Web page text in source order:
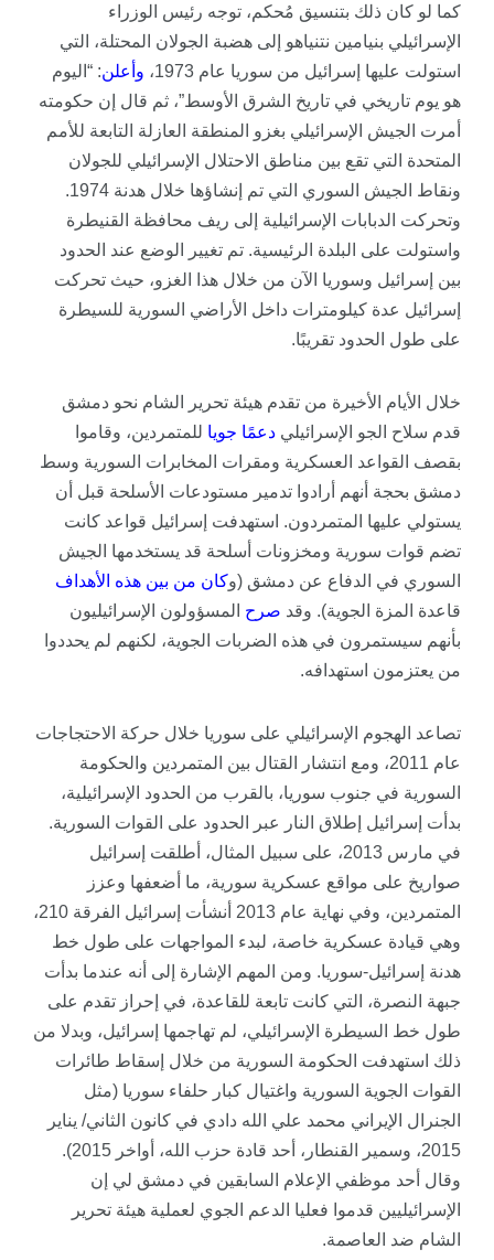
كما لو كان ذلك بتنسيق مُحكم، توجه رئيس الوزراء
الإسرائيلي بنيامين نتنياهو إلى هضبة الجولان المحتلة، التي
استولت عليها إسرائيل من سوريا عام 1973،
و أعلن: “اليوم
هو يوم تاريخي في تاريخ الشرق الأوسط”، ثم قال إن حكومته
أمرت الجيش الإسرائيلي بغزو المنطقة العازلة التابعة للأمم
المتحدة التي تقع بين مناطق الاحتلال الإسرائيلي للجولان
ونقاط الجيش السوري التي تم إنشاؤها خلال هدنة 1974.
وتحركت الدبابات الإسرائيلية إلى ريف محافظة القنيطرة
واستولت على البلدة الرئيسية. تم تغيير الوضع عند الحدود
بين إسرائيل وسوريا الآن من خلال هذا الغزو، حيث تحركت
إسرائيل عدة كيلومترات داخل الأراضي السورية للسيطرة
على طول الحدود تقريبًا.
خلال الأيام الأخيرة من تقدم هيئة تحرير الشام نحو دمشق
قدم سلاح الجو الإسرائيلي دعمًا جويا للمتمردين، وقاموا
بقصف القواعد العسكرية ومقرات المخابرات السورية وسط
دمشق بحجة أنهم أرادوا تدمير مستودعات الأسلحة قبل أن
يستولي عليها المتمردون. استهدفت إسرائيل قواعد كانت
تضم قوات سورية ومخزونات أسلحة قد يستخدمها الجيش
السوري في الدفاع عن دمشق (وكان من بين هذه الأهداف
قاعدة المزة الجوية). وقد صرح المسؤولون الإسرائيليون
بأنهم سيستمرون في هذه الضربات الجوية، لكنهم لم يحددوا
من يعتزمون استهدافه.
تصاعد الهجوم الإسرائيلي على سوريا خلال حركة الاحتجاجات
عام 2011، ومع انتشار القتال بين المتمردين والحكومة
السورية في جنوب سوريا، بالقرب من الحدود الإسرائيلية،
بدأت إسرائيل إطلاق النار عبر الحدود على القوات السورية.
في مارس 2013، على سبيل المثال، أطلقت إسرائيل
صواريخ على مواقع عسكرية سورية، ما أضعفها وعزز
المتمردين، وفي نهاية عام 2013 أنشأت إسرائيل الفرقة 210،
وهي قيادة عسكرية خاصة، لبدء المواجهات على طول خط
هدنة إسرائيل-سوريا. ومن المهم الإشارة إلى أنه عندما بدأت
جبهة النصرة، التي كانت تابعة للقاعدة، في إحراز تقدم على
طول خط السيطرة الإسرائيلي، لم تهاجمها إسرائيل، وبدلا من
ذلك استهدفت الحكومة السورية من خلال إسقاط طائرات
القوات الجوية السورية واغتيال كبار حلفاء سوريا (مثل
الجنرال الإيراني محمد علي الله دادي في كانون الثاني/ يناير
2015، وسمير القنطار، أحد قادة حزب الله، أواخر 2015).
وقال أحد موظفي الإعلام السابقين في دمشق لي إن
الإسرائيليين قدموا فعليا الدعم الجوي لعملية هيئة تحرير
الشام ضد العاصمة.